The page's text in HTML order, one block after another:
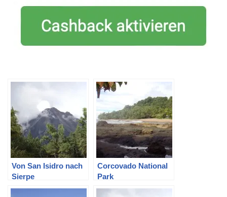
Von San Isidro nach
Sierpe
Corcovado National
Park